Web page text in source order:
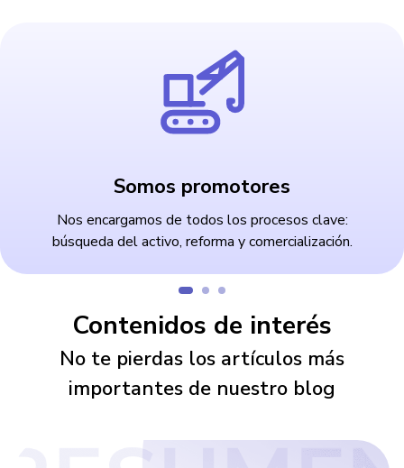
Somos promotores
Nos encargamos de todos los procesos clave:
búsqueda del activo, reforma y comercialización.
Contenidos de interés
No te pierdas los artículos más
importantes de nuestro blog